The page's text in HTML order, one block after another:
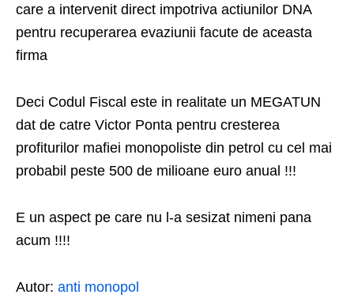
care a intervenit direct impotriva actiunilor DNA
pentru recuperarea evaziunii facute de aceasta
firma
Deci Codul Fiscal este in realitate un MEGATUN
dat de catre Victor Ponta pentru cresterea
profiturilor mafiei monopoliste din petrol cu cel mai
probabil peste 500 de milioane euro anual !!!
E un aspect pe care nu l-a sesizat nimeni pana
acum !!!!
Autor: anti monopol